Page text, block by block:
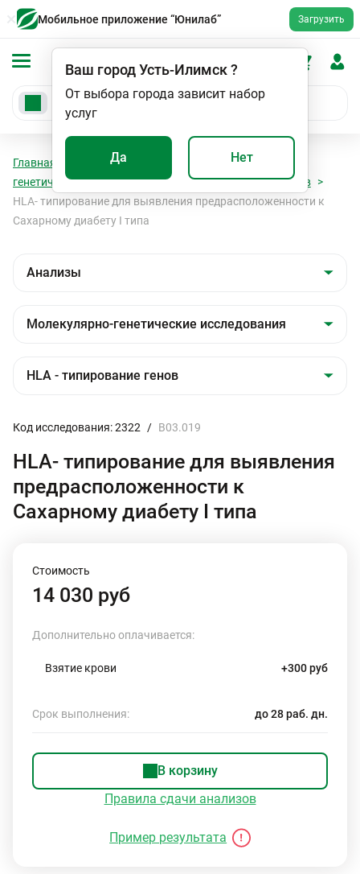
Мобильное приложение “Юнилаб” Загрузить
Ваш городУсть-Илимск?
От выбора города зависит набор
услуг
Да Нет
Главная Анализы
Молекулярно-
генетические исследования
HLA - типирование генов
HLA- типирование для выявления предрасположенности к
Сахарному диабету I типа
Код исследования: 2322 / B03.019
HLA- типирование для выявления
предрасположенности к
Сахарному диабету I типа
Стоимость
14 030 руб
Дополнительно оплачивается:
Взятие крови +300 руб
Срок выполнения: до 28 раб. дн.
В корзину
Правила сдачи анализов
Пример результата